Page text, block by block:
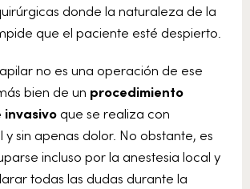
donde la naturaleza de la
que el paciente esté despierto.
no es una operación de ese
bien de un procedimiento
invasivoque se realiza con
y sin apenas dolor. No obstante, es
incluso por la anestesia local y
todas las dudas durante la